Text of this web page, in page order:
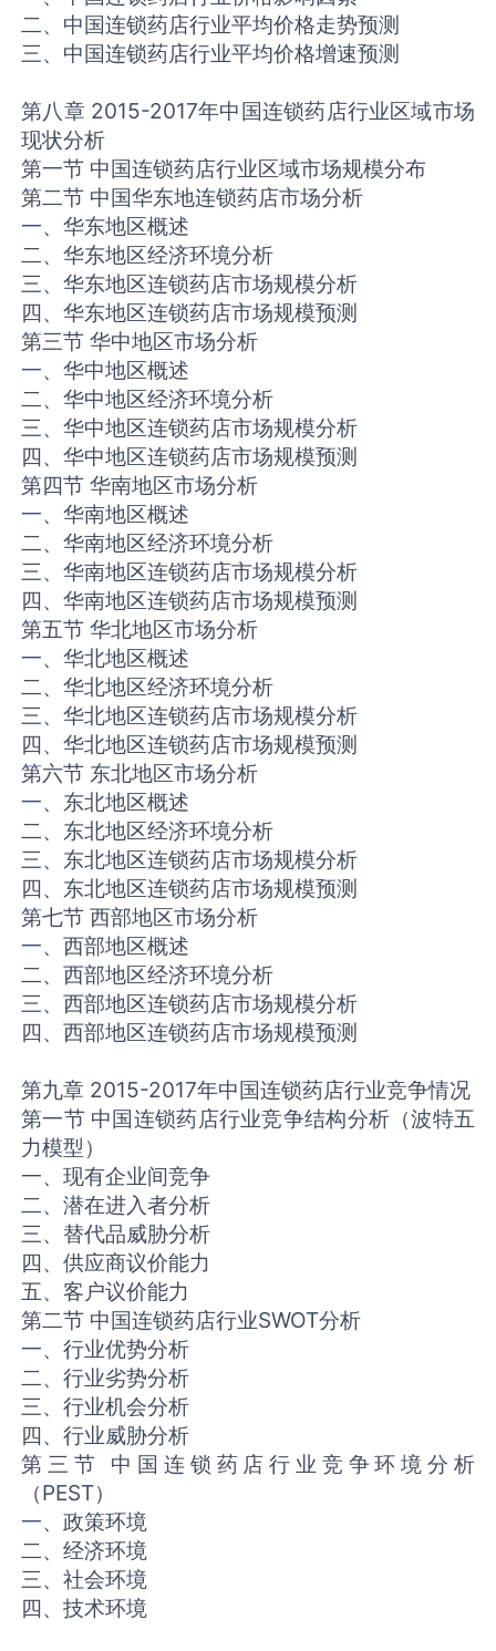
二、中国连锁药店行业平均价格走势预测
三、中国连锁药店行业平均价格增速预测
第八章 2015-2017年中国连锁药店行业区域市场
现状分析
第一节 中国连锁药店行业区域市场规模分布
第二节 中国华东地连锁药店市场分析
一、华东地区概述
二、华东地区经济环境分析
三、华东地区连锁药店市场规模分析
四、华东地区连锁药店市场规模预测
第三节 华中地区市场分析
一、华中地区概述
二、华中地区经济环境分析
三、华中地区连锁药店市场规模分析
四、华中地区连锁药店市场规模预测
第四节 华南地区市场分析
一、华南地区概述
二、华南地区经济环境分析
三、华南地区连锁药店市场规模分析
四、华南地区连锁药店市场规模预测
第五节 华北地区市场分析
一、华北地区概述
二、华北地区经济环境分析
三、华北地区连锁药店市场规模分析
四、华北地区连锁药店市场规模预测
第六节 东北地区市场分析
一、东北地区概述
二、东北地区经济环境分析
三、东北地区连锁药店市场规模分析
四、东北地区连锁药店市场规模预测
第七节 西部地区市场分析
一、西部地区概述
二、西部地区经济环境分析
三、西部地区连锁药店市场规模分析
四、西部地区连锁药店市场规模预测
第九章 2015-2017年中国连锁药店行业竞争情况
第一节 中国连锁药店行业竞争结构分析（波特五
力模型）
一、现有企业间竞争
二、潜在进入者分析
三、替代品威胁分析
四、供应商议价能力
五、客户议价能力
第二节 中国连锁药店行业SWOT分析
一、行业优势分析
二、行业劣势分析
三、行业机会分析
四、行业威胁分析
第三节 中国连锁药店行业竞争环境分析
（PEST）
一、政策环境
二、经济环境
三、社会环境
四、技术环境